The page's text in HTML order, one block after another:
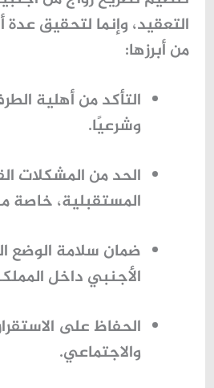
التعقيد، وإنما لتحقيق
من أبرزها:
التأكد من أهلية
وشرعيًا.
الحد من المشكلات
المستقبلية، خاصة
ضمان سلامة الوضع
الأجنبي داخل
الحفاظ على
والاجتماعي.